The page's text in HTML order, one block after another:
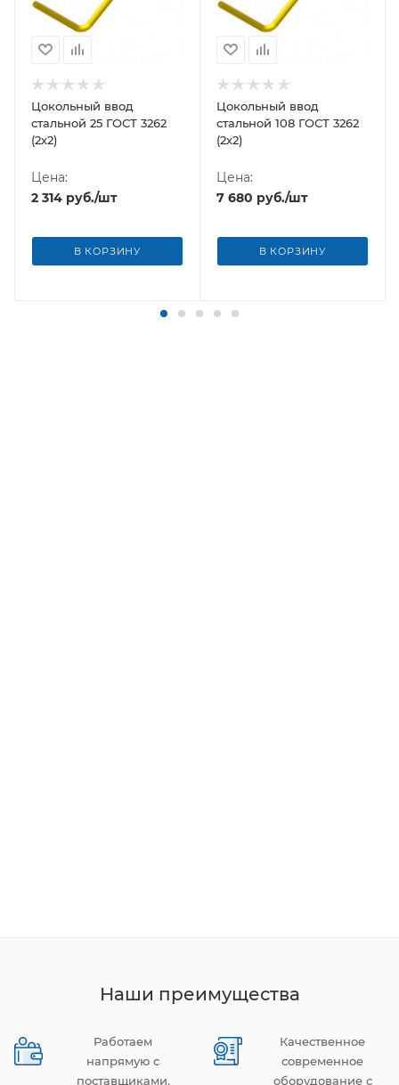
Цокольный ввод
стальной 25 ГОСТ 3262
(2х2)
Цена:
2 314 руб./шт
В КОРЗИНУ
Цокольный ввод
стальной 108 ГОСТ 3262
(2х2)
Цена:
7 680 руб./шт
В КОРЗИНУ
Наши преимущества
Работаем
напрямую с
поставщиками.
Качественное
современное
оборудование с